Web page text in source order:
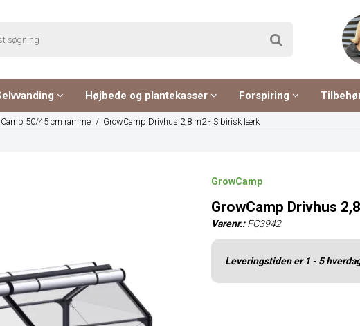
Højbede og plantekasser Forspiring
50/45 cm ramme / GrowCamp Drivhus 2,8 m2 - Sibirisk lærk
GrowCamp
GrowCamp Drivhus
Varenr.: FC3942
Leveringstiden er 1 - 5